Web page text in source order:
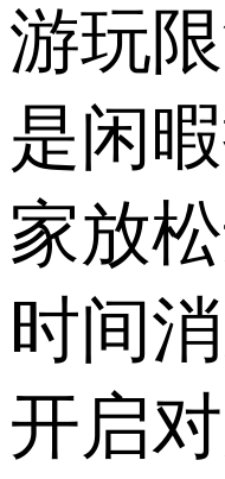
游玩
是闲
家放
时间
开启